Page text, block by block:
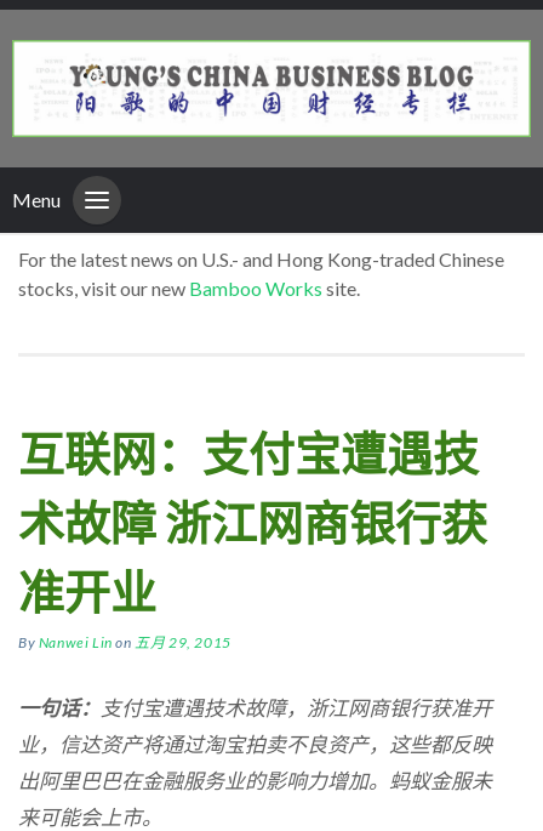
Menu
For the latest news on U.S.- and Hong Kong-traded Chinese
stocks, visit our new Bamboo Works site.
互联网：支付宝遭遇技
术故障 浙江网商银行获
准开业
By Nanwei Lin on 五月 29, 2015
一句话： 支付宝遭遇技术故障，浙江网商银行获准开
业，信达资产将通过淘宝拍卖不良资产，这些都反映
出阿里巴巴在金融服务业的影响力增加。蚂蚁金服未
来可能会上市。